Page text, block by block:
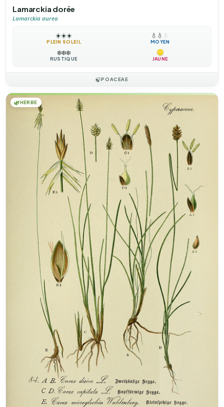
Lamarckia dorée
Lamarckia aurea
☀️☀️☀️
PLEIN SOLEIL
💧 💧 💧
MOYEN
❄️❄️❄️
RUSTIQUE JAUNE
🍃POACEAE
🌿HERBE